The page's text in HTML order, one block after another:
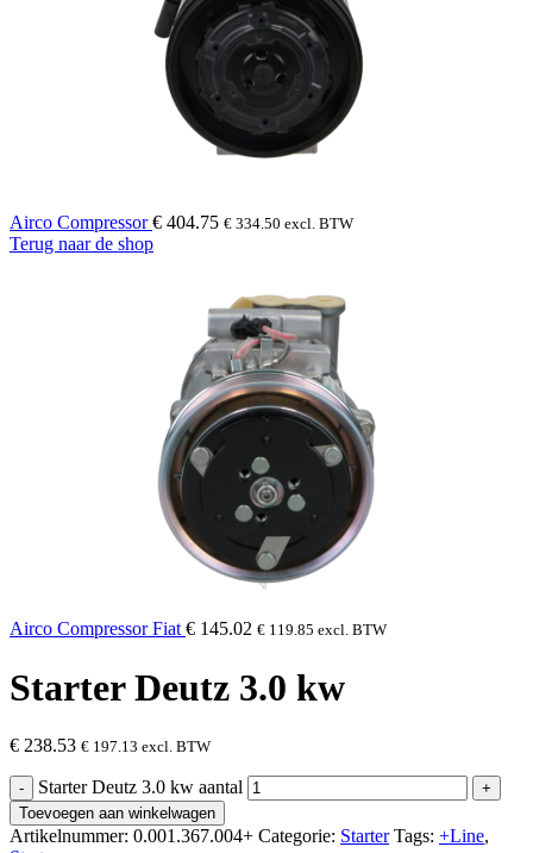
Airco Compressor€ 404.75 € 334.50 excl. BTW
Terug naar de shop
Airco Compressor Fiat € 145.02 € 119.85 excl. BTW
Starter Deutz 3.0 kw
€ 238.53 € 197.13 excl. BTW
Starter Deutz 3.0 kw aantal
Toevoegen aan winkelwagen
Artikelnummer: 0.001.367.004+ Categorie: Starter Tags: +Line,